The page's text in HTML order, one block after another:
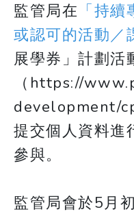
監管局在 「持
或認可的活動／
展學券」計劃活
（https://
development/
提交個人資料進
參與。
監管局會於5月